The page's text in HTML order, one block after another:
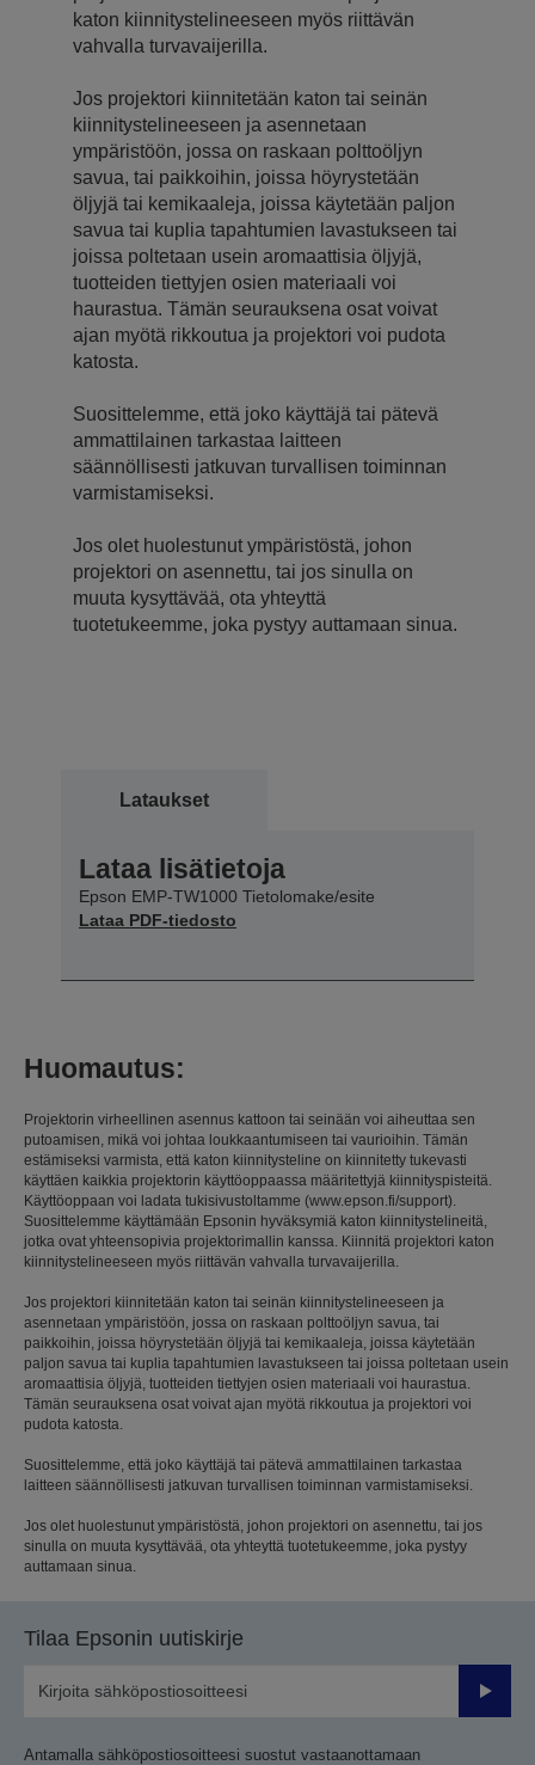
katon kiinnitystelineeseen myös riittävän
vahvalla turvavaijerilla.
Jos projektori kiinnitetään katon tai seinän
kiinnitystelineeseen ja asennetaan
ympäristöön, jossa on raskaan polttoöljyn
savua, tai paikkoihin, joissa höyrystetään
öljyjä tai kemikaaleja, joissa käytetään paljon
savua tai kuplia tapahtumien lavastukseen tai
joissa poltetaan usein aromaattisia öljyjä,
tuotteiden tiettyjen osien materiaali voi
haurastua. Tämän seurauksena osat voivat
ajan myötä rikkoutua ja projektori voi pudota
katosta.
Suosittelemme, että joko käyttäjä tai pätevä
ammattilainen tarkastaa laitteen
säännöllisesti jatkuvan turvallisen toiminnan
varmistamiseksi.
Jos olet huolestunut ympäristöstä, johon
projektori on asennettu, tai jos sinulla on
muuta kysyttävää, ota yhteyttä
tuotetukeemme, joka pystyy auttamaan sinua.
Lataukset
Lataa lisätietoja
Epson EMP-TW1000 Tietolomake/esite
Lataa PDF-tiedosto
Huomautus:
Projektorin virheellinen asennus kattoon tai seinään voi aiheuttaa sen
putoamisen, mikä voi johtaa loukkaantumiseen tai vaurioihin. Tämän
estämiseksi varmista, että katon kiinnitysteline on kiinnitetty tukevasti
käyttäen kaikkia projektorin käyttöoppaassa määritettyjä kiinnityspisteitä.
Käyttöoppaan voi ladata tukisivustoltamme (www.epson.fi/support).
Suosittelemme käyttämään Epsonin hyväksymiä katon kiinnitystelineitä,
jotka ovat yhteensopivia projektorimallin kanssa. Kiinnitä projektori katon
kiinnitystelineeseen myös riittävän vahvalla turvavaijerilla.
Jos projektori kiinnitetään katon tai seinän kiinnitystelineeseen ja
asennetaan ympäristöön, jossa on raskaan polttoöljyn savua, tai
paikkoihin, joissa höyrystetään öljyjä tai kemikaaleja, joissa käytetään
paljon savua tai kuplia tapahtumien lavastukseen tai joissa poltetaan usein
aromaattisia öljyjä, tuotteiden tiettyjen osien materiaali voi haurastua.
Tämän seurauksena osat voivat ajan myötä rikkoutua ja projektori voi
pudota katosta.
Suosittelemme, että joko käyttäjä tai pätevä ammattilainen tarkastaa
laitteen säännöllisesti jatkuvan turvallisen toiminnan varmistamiseksi.
Jos olet huolestunut ympäristöstä, johon projektori on asennettu, tai jos
sinulla on muuta kysyttävää, ota yhteyttä tuotetukeemme, joka pystyy
auttamaan sinua.
Tilaa Epsonin uutiskirje
Lähetä
Antamalla sähköpostiosoitteesi suostut vastaanottamaan